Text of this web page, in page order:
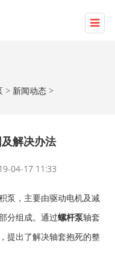
> 新闻动态>
解决办法
04-17 11:33
，主要由驱动电机及减
分组成。通过螺杆泵轴套
提出了解决轴套抱死的整